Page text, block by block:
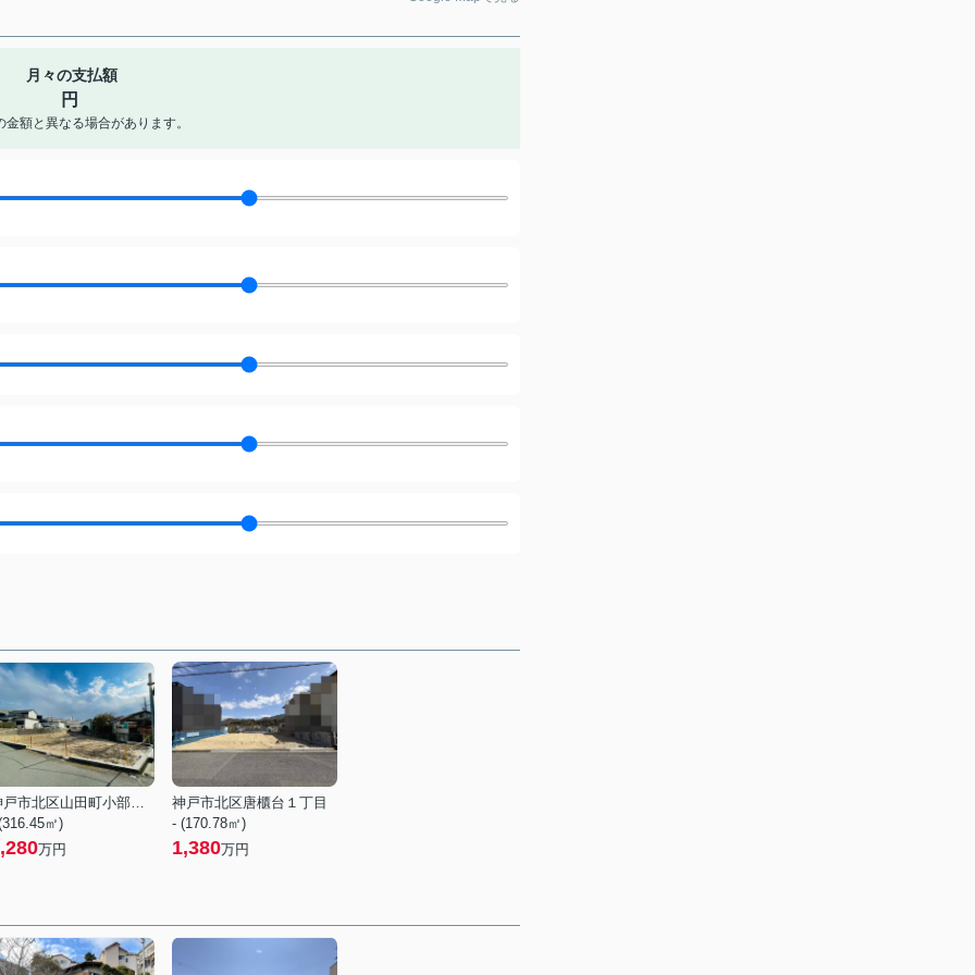
月々の支払額
円
額と異なる場合があります。
神戸市北区山田町小部字宮ノ前
㎡)
万円
神戸市北区唐櫃台１丁目
- (170.78㎡)
1,380万円